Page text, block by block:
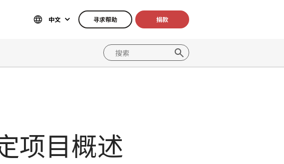
中文 寻求帮助 捐款
项目概述